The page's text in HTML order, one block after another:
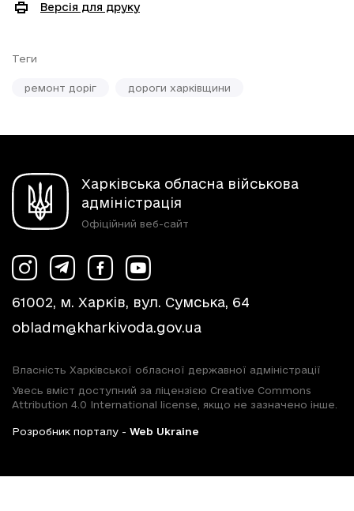
Версія для друку
Теги
ремонт доріг дороги харківщини
Харківська обласна військова
адміністрація
Офіційний веб-сайт
61002, м. Харків, вул. Сумська, 64
obladm@kharkivoda.gov.ua
Власність Харківської обласної державної адміністрації
Увесь вміст доступний за ліцензією Creative Commons
Attribution 4.0 International license, якщо не зазначено інше.
Розробник порталу - Web Ukraine